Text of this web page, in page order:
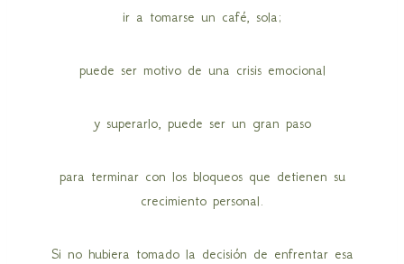
ir a tomarse un café, sola;
puede ser motivo de una crisis emocional
y superarlo, puede ser un gran paso
para terminar con los bloqueos que detienen su
crecimiento personal.
Si no hubiera tomado la decisión de enfrentar esa